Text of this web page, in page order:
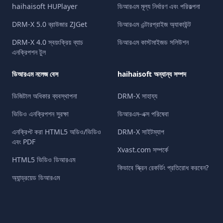
haihaisoft HUPlayer
DRM-X 5.0 ব্রাউজার ZJGet
DRM-X 4.0 স্বয়ংক্রিয় ব্যাচ
এনক্রিপশন টুল
ডিআরএম মূল্য নির্ধারণ এবং পরিকল্পনা
ডিআরএম এন্টারপ্রাইজ অ্যাকাউন্ট
ডিআরএম কাস্টমাইজড সলিউশন
ডিআরএম নলেজ বেস
ডিজিটাল অধিকার ব্যবস্থাপনা
ভিডিও এনক্রিপশন সুরক্ষা
এনক্রিপ্ট করা HTML5 অডিও/ভিডিও
এবং PDF
HTML5 ভিডিও ডিআরএম
অ্যান্ড্রয়েড ডিআরএম
haihaisoft অন্যান্য সম্পদ
DRM-X সাহায্য
ডিআরএম-এক্স পরিষেবা
DRM-X সাইটম্যাপ
Xvast.com সম্পর্কে
কিভাবে স্ক্রিন রেকর্ডিং প্রতিরোধ করবেন?